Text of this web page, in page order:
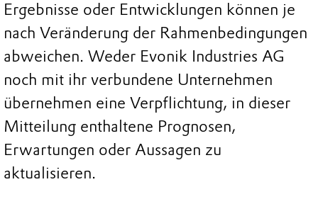
Ergebnisse oder Entwicklungen können je
nach Veränderung der Rahmenbedingungen
abweichen. Weder Evonik Industries AG
noch mit ihr verbundene Unternehmen
übernehmen eine Verpflichtung, in dieser
Mitteilung enthaltene Prognosen,
Erwartungen oder Aussagen zu
aktualisieren.